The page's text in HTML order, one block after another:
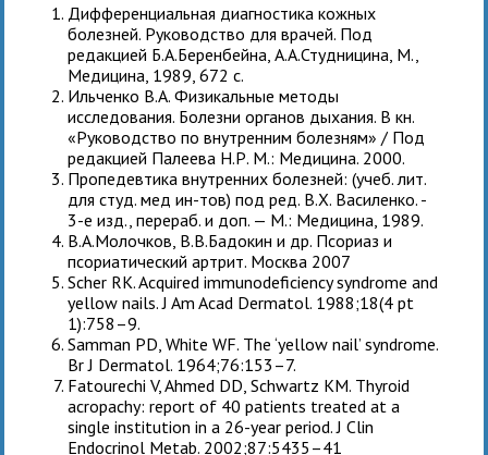
Дифференциальная диагностика кожных
болезней. Руководство для врачей. Под
редакцией Б.А.Беренбейна, А.А.Студницина, М.,
Медицина, 1989, 672 с.
Ильченко В.А. Физикальные методы
исследования. Болезни органов дыхания. В кн.
«Руководство по внутренним болезням» / Под
редакцией Палеева Н.Р. М.: Медицина. 2000.
Пропедевтика внутренних болезней: (учеб. лит.
для студ. мед ин-тов) под ред. В.Х. Василенко. -
3-е изд., перераб. и доп. — М.: Медицина, 1989.
В.А.Молочков, В.В.Бадокин и др. Псориаз и
псориатический артрит. Москва 2007
Scher RK. Acquired immunodeficiency syndrome and
yellow nails. J Am Acad Dermatol. 1988;18(4 pt
1):758–9.
Samman PD, White WF. The ‘yellow nail’ syndrome.
Br J Dermatol. 1964;76:153–7.
Fatourechi V, Ahmed DD, Schwartz KM. Thyroid
acropachy: report of 40 patients treated at a
single institution in a 26-year period. J Clin
Endocrinol Metab. 2002;87:5435–41